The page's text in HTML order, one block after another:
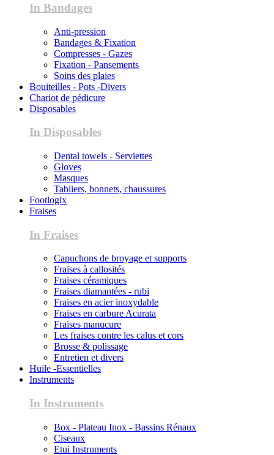
In Bandages
Anti-pression
Bandages & Fixation
Compresses - Gazes
Fixation - Pansements
Soins des plaies
Bouiteilles - Pots -Divers
Chariot de pédicure
Disposables
In Disposables
Dental towels - Serviettes
Gloves
Masques
Tabliers, bonnets, chaussures
Footlogix
Fraises
In Fraises
Capuchons de broyage et supports
Fraises à callosités
Fraises céramiques
Fraises diamantées - rubi
Fraises en acier inoxydable
Fraises en carbure Acurata
Fraises manucure
Les fraises contre les calus et cors
Brosse & polissage
Entretien et divers
Huile -Essentielles
Instruments
In Instruments
Box - Plateau Inox - Bassins Rénaux
Ciseaux
Etui Instruments